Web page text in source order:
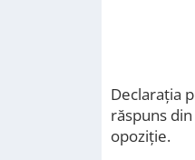
Declarația
răspuns
opoziție.